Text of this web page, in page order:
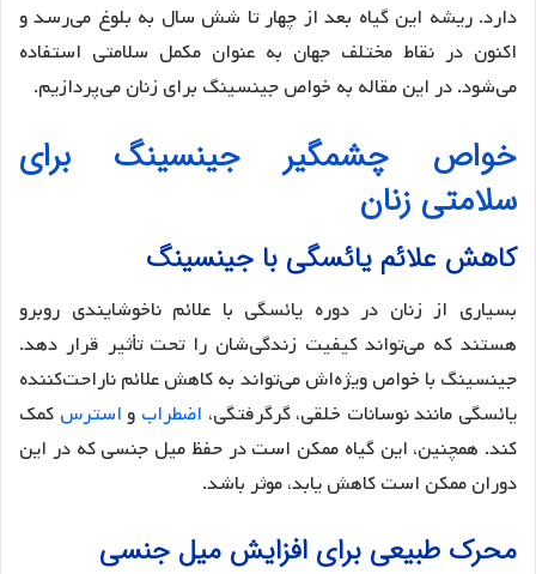
دارد. ریشه این گیاه بعد از چهار تا شش سال به بلوغ می‌رسد و
اکنون در نقاط مختلف جهان به عنوان مکمل سلامتی استفاده
می‌شود. در این مقاله به خواص جینسینگ برای زنان می‌پردازیم.
خواص چشمگیر جینسینگ برای
سلامتی زنان
کاهش علائم یائسگی با جینسینگ
بسیاری از زنان در دوره یائسگی با علائم ناخوشایندی روبرو
هستند که می‌تواند کیفیت زندگی‌شان را تحت تأثیر قرار دهد.
جینسینگ با خواص ویژه‌اش می‌تواند به کاهش علائم ناراحت‌کننده
یائسگی مانند نوسانات خلقی، گرگرفتگی، اضطراب واسترس کمک
کند. همچنین، این گیاه ممکن است در حفظ میل جنسی که در این
دوران ممکن است کاهش یابد، موثر باشد.
محرک طبیعی برای افزایش میل جنسی